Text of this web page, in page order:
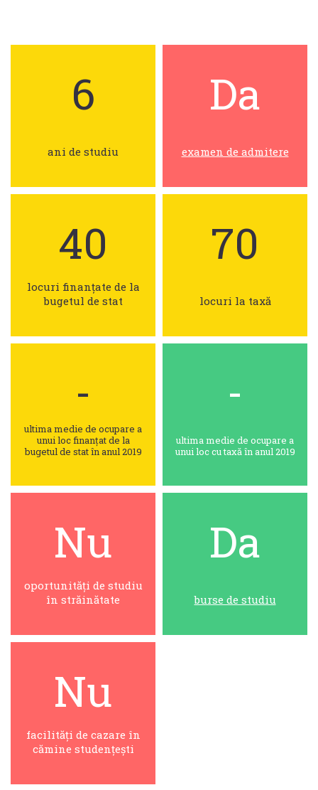
6
ani de studiu
Da
examen de admitere
40
locuri finanțate de la
bugetul de stat
70
locuri la taxă
-
ultima medie de ocupare a
unui loc finanțat de la
bugetul de stat în anul 2019
-
ultima medie de ocupare a
unui loc cu taxă în anul 2019
Nu
oportunități de studiu
în străinătate
Da
burse de studiu
Nu
facilități de cazare în
cămine studențești